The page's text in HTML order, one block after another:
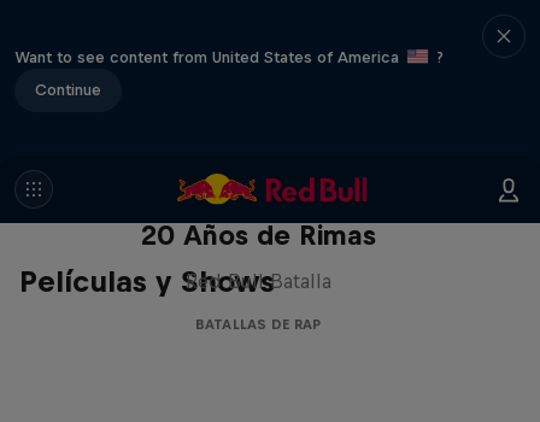
Want to see content from United States of America
?
Continue
Películas y Shows
Red Bull Batalla Nueva Historia:
20 Años de Rimas
Red Bull Batalla
BATALLAS DE RAP